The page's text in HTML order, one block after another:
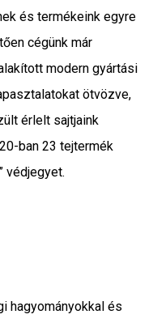
és termékeink egyre
cégünk már
modern gyártási
ötvözve,
érlelt sajtjaink
ban 23 tejtermék
védjegyet.
hagyományokkal és